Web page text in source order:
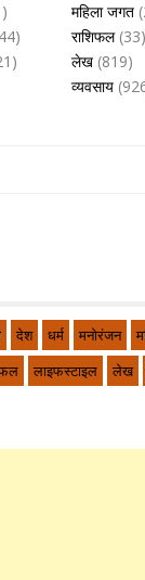
महिला जगत
राशिफल(33)
लेख (819)
व्यवसाय
देश धर्म मनोरंजन
लाइफस्टाइल लेख